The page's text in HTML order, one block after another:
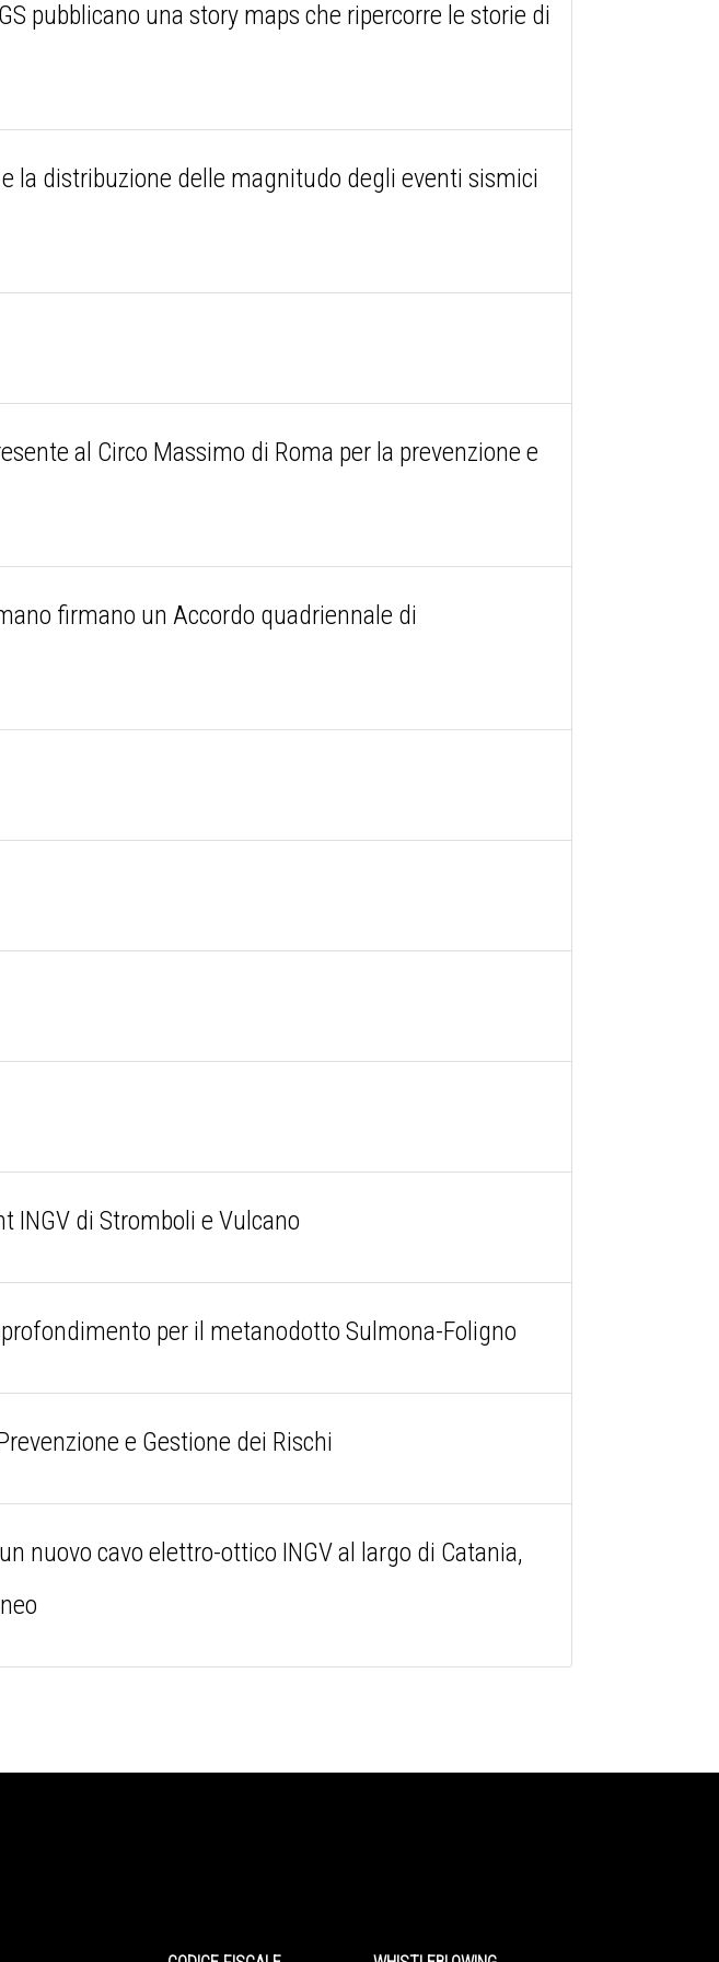
pubblicano una story maps che ripercorre le storie di
la distribuzione delle magnitudo degli eventi sismici
al Circo Massimo di Roma per la prevenzione e
firmano un Accordo quadriennale di
INGV di Stromboli e Vulcano
per il metanodotto Sulmona-Foligno
e Gestione dei Rischi
nuovo cavo elettro-ottico INGV al largo di Catania,